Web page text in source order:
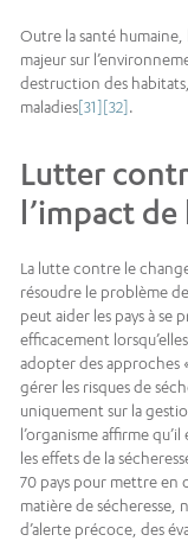
Outre la santé
majeur sur
destruction des
maladies[31] [32].
Lutter
l’impact de
La lutte contre le
résoudre le problème
peut aider les pays à se
efficacement
adopter des approches
gérer les risques de
uniquement sur la
l’organisme affirme
les effets de la
70 pays pour mettre en
matière de sécheresse,
d’alerte précoce, des